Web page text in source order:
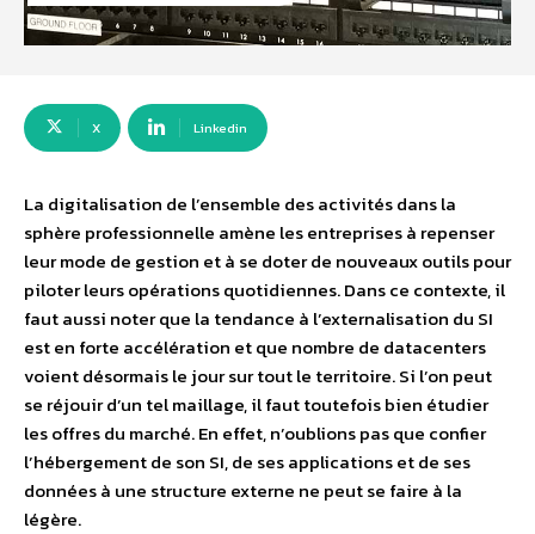
X Linkedin
La digitalisation de l’ensemble des activités dans la
sphère professionnelle amène les entreprises à repenser
leur mode de gestion et à se doter de nouveaux outils pour
piloter leurs opérations quotidiennes. Dans ce contexte, il
faut aussi noter que la tendance à l’externalisation du SI
est en forte accélération et que nombre de datacenters
voient désormais le jour sur tout le territoire. Si l’on peut
se réjouir d’un tel maillage, il faut toutefois bien étudier
les offres du marché. En effet, n’oublions pas que confier
l’hébergement de son SI, de ses applications et de ses
données à une structure externe ne peut se faire à la
légère.